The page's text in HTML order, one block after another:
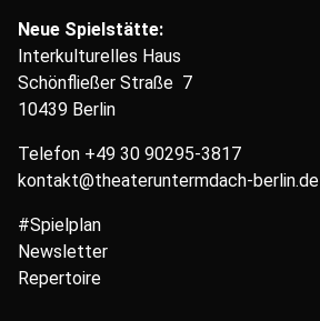
Neue Spielstätte:
Interkulturelles Haus
Schönfließer Straße 7
10439 Berlin
Telefon +49 30 90295-3817
kontakt@theateruntermdach-berlin.de
#Spielplan
Newsletter
Repertoire